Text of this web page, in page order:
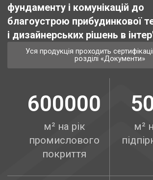
фундаменту і комунікацій до
благоустрою прибудинкової
і дизайнерських рішень в
Уся продукція проходить
розділі «Документи»
600000
м² на рік
промислового
покриття
м²